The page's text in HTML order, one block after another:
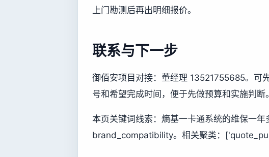
上门勘测后再出明细报价。
联系与下一步
御佰安项目对接：董经理 13521755685。可
号和希望完成时间，便于先做预算和实施判断。
本页关键词线索：熵基一卡通系统的维保一年
brand_compatibility。相关聚类：